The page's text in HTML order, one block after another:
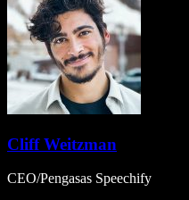
Cliff Weitzman
CEO/Pengasas Speechify